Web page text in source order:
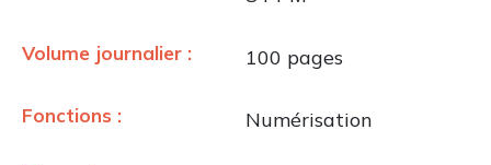
Volume journalier : 100 pages
Fonctions : Numérisation